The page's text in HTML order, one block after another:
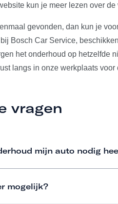
kun je meer lezen over
gevonden, dan kun je
Bosch Car Service,
het onderhoud op hetzelfde
langs in onze werkplaats voor
vragen
mijn auto nodig
mogelijk?